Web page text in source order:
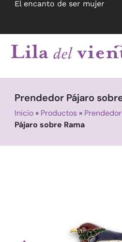
El encanto de ser mujer
Prendedor Pájaro
Inicio » Productos »
Pájaro sobre Rama